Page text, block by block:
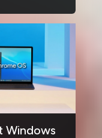
Windows